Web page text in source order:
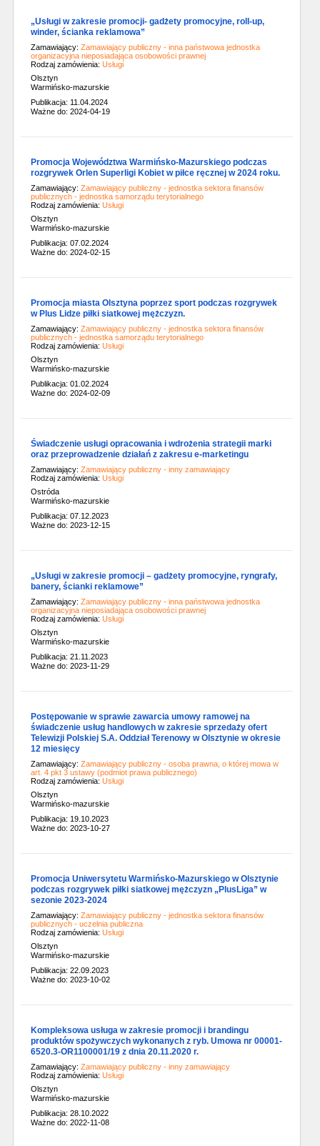
„Usługi w zakresie promocji- gadżety promocyjne, roll-up,
winder, ścianka reklamowa”
Zamawiający: Zamawiający publiczny - inna państwowa jednostka
organizacyjna nieposiadająca osobowości prawnej
Rodzaj zamówienia: Usługi
Olsztyn
Warmińsko-mazurskie
Publikacja: 11.04.2024
Ważne do: 2024-04-19
Promocja Województwa Warmińsko-Mazurskiego podczas
rozgrywek Orlen Superligi Kobiet w piłce ręcznej w 2024 roku.
Zamawiający: Zamawiający publiczny - jednostka sektora finansów
publicznych - jednostka samorządu terytorialnego
Rodzaj zamówienia: Usługi
Olsztyn
Warmińsko-mazurskie
Publikacja: 07.02.2024
Ważne do: 2024-02-15
Promocja miasta Olsztyna poprzez sport podczas rozgrywek
w Plus Lidze piłki siatkowej mężczyzn.
Zamawiający: Zamawiający publiczny - jednostka sektora finansów
publicznych - jednostka samorządu terytorialnego
Rodzaj zamówienia: Usługi
Olsztyn
Warmińsko-mazurskie
Publikacja: 01.02.2024
Ważne do: 2024-02-09
Świadczenie usługi opracowania i wdrożenia strategii marki
oraz przeprowadzenie działań z zakresu e-marketingu
Zamawiający: Zamawiający publiczny - inny zamawiający
Rodzaj zamówienia: Usługi
Ostróda
Warmińsko-mazurskie
Publikacja: 07.12.2023
Ważne do: 2023-12-15
„Usługi w zakresie promocji – gadżety promocyjne, ryngrafy,
banery, ścianki reklamowe”
Zamawiający: Zamawiający publiczny - inna państwowa jednostka
organizacyjna nieposiadająca osobowości prawnej
Rodzaj zamówienia: Usługi
Olsztyn
Warmińsko-mazurskie
Publikacja: 21.11.2023
Ważne do: 2023-11-29
Postępowanie w sprawie zawarcia umowy ramowej na
świadczenie usług handlowych w zakresie sprzedaży ofert
Telewizji Polskiej S.A. Oddział Terenowy w Olsztynie w okresie
12 miesięcy
Zamawiający: Zamawiający publiczny - osoba prawna, o której mowa w
art. 4 pkt 3 ustawy (podmiot prawa publicznego)
Rodzaj zamówienia: Usługi
Olsztyn
Warmińsko-mazurskie
Publikacja: 19.10.2023
Ważne do: 2023-10-27
Promocja Uniwersytetu Warmińsko-Mazurskiego w Olsztynie
podczas rozgrywek piłki siatkowej mężczyzn „PlusLiga” w
sezonie 2023-2024
Zamawiający: Zamawiający publiczny - jednostka sektora finansów
publicznych - uczelnia publiczna
Rodzaj zamówienia: Usługi
Olsztyn
Warmińsko-mazurskie
Publikacja: 22.09.2023
Ważne do: 2023-10-02
Kompleksowa usługa w zakresie promocji i brandingu
produktów spożywczych wykonanych z ryb. Umowa nr 00001-
6520.3-OR1100001/19 z dnia 20.11.2020 r.
Zamawiający: Zamawiający publiczny - inny zamawiający
Rodzaj zamówienia: Usługi
Olsztyn
Warmińsko-mazurskie
Publikacja: 28.10.2022
Ważne do: 2022-11-08